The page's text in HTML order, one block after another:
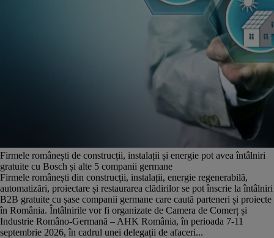
Firmele românești de construcții, instalații și energie pot avea întâlniri
gratuite cu Bosch și alte 5 companii germane
Firmele românești din construcții, instalații, energie regenerabilă,
automatizări, proiectare și restaurarea clădirilor se pot înscrie la întâlniri
B2B gratuite cu șase companii germane care caută parteneri și proiecte
în România. Întâlnirile vor fi organizate de Camera de Comerț și
Industrie Româno-Germană – AHK România, în perioada 7-11
septembrie 2026, în cadrul unei delegații de afaceri...